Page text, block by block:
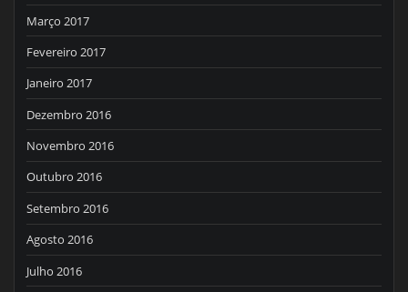
Março 2017
Fevereiro 2017
Janeiro 2017
Dezembro 2016
Novembro 2016
Outubro 2016
Setembro 2016
Agosto 2016
Julho 2016